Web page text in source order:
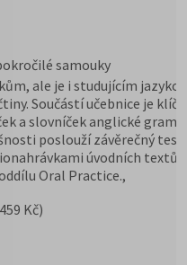
samouky
ale je i studujícím
Součástí učebnice je klíč
a slovníček anglické
poslouží závěrečný
úvodních textů,
Oral Practice.,
Kč)